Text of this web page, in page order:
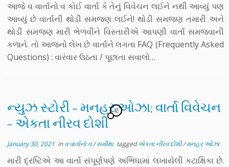
આજે વ વાર્તાનો વ કોઈ વાર્તા કે તેનું વિવેચન લઈને નથી આવ્યું પણ
આવ્યું છે વાર્તાની થોડી સમજણ લઈને! થોડી સમજણ તમારી અને
થોડી સમજણ મારી ભેળવીને વિસ્તારીએ આપણી વાર્તા સમજવાની
કળાને. તો આજનો લેખ છે વાર્તાને લગતા FAQ (Frequently Asked
Questions) : વારંવાર ઉઠતા / પૂછાતા સવાલો…
ન્યુઝ સ્ટોરી – મનહર ઓઝા; વાર્તા વિવેચન
– એકતા નીરવ દોશી
12
January 30, 2021 inવ વાર્તાનો વ/સમીક્ષા taggedએકતા નીરવ દોશી/મનહર ઓઝા
મારી દ્રષ્ટિએ આ વાર્તા સંપૂર્ણપણે અભિધામાં લખાયેલી કટાક્ષિકા છે.